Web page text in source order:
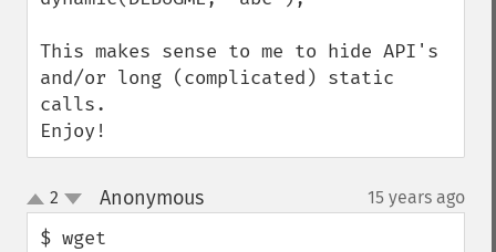
This makes sense to me to hide API's
and/or long (complicated) static
calls.
Enjoy!
up
down
2 Anonymous¶ 15 years ago